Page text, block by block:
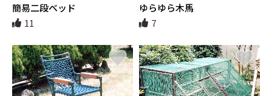
簡易二段ベッド
11
ゆらゆら木馬
7